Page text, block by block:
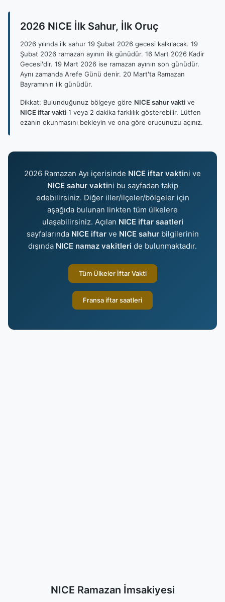
2026 NICE İlk Sahur, İlk Oruç
2026 yılında ilk sahur 19 Şubat 2026 gecesi kalkılacak. 19
Şubat 2026 ramazan ayının ilk günüdür. 16 Mart 2026 Kadir
Gecesi'dir. 19 Mart 2026 ise ramazan ayının son günüdür.
Aynı zamanda Arefe Günü denir. 20 Mart'ta Ramazan
Bayramının ilk günüdür.
Dikkat: Bulunduğunuz bölgeye göre NICE sahur vakti ve
NICE iftar vakti 1 veya 2 dakika farklılık gösterebilir. Lütfen
ezanın okunmasını bekleyin ve ona göre orucunuzu açınız.
2026 Ramazan Ayı içerisinde NICE iftar vaktini ve
NICE sahur vaktini bu sayfadan takip
edebilirsiniz. Diğer iller/ilçeler/bölgeler için
aşağıda bulunan linkten tüm ülkelere
ulaşabilirsiniz. Açılan NICE iftar saatleri
sayfalarında NICE iftarve NICE sahurbilgilerinin
dışında NICE namaz vakitleri de bulunmaktadır.
Tüm Ülkeler İftar Vakti
Fransa iftar saatleri
NICE Ramazan İmsakiyesi